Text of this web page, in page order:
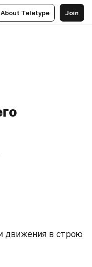
About Teletype Join
движения в строю